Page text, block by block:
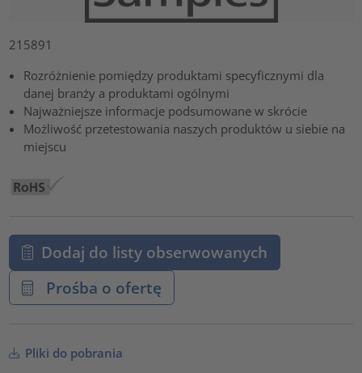
215891
Rozróżnienie pomiędzy produktami specyficznymi dla
danej branży a produktami ogólnymi
Najważniejsze informacje podsumowane w skrócie
Możliwość przetestowania naszych produktów u siebie na
miejscu
Dodaj do listy obserwowanych
Prośba o ofertę
Pliki do pobrania